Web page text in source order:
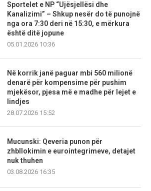
Sportelet e NP “Ujësjellësi dhe
Kanalizimi” – Shkup nesër do të punojnë
nga ora 7:30 deri në 15:30, e mërkura
është ditë jopune
05.01.2026 10:36
Në korrik janë paguar mbi 560 milionë
denarë për kompensime për pushim
mjekësor, pjesa më e madhe për lejet e
lindjes
28.07.2026 15:52
Mucunski: Qeveria punon për
zhbllokimin e eurointegrimeve, detajet
nuk thuhen
03.08.2026 16:35